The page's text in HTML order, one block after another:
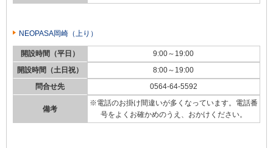
NEOPASA岡崎（上り）
開設時間（平日）
9:00～19:00
開設時間（土日祝）
8:00～19:00
問合せ先
0564-64-5592
備考
※電話のお掛け間違いが多くなっています。電話番
号をよくお確かめのうえ、おかけください。